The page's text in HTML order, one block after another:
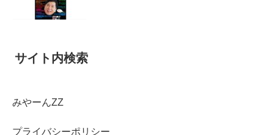
サイト内検索
みやーんZZ
プライバシーポリシー